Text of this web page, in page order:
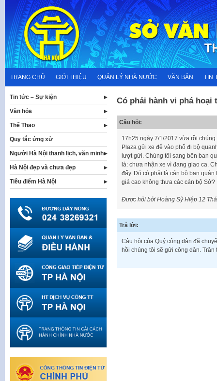
content
TRANG CHỦ GIỚI THIỆU QUẢN LÝ NHÀ NƯỚC VĂN BẢN TIN
Có phải hành vi phá
Câu hỏi:
17h25 ngày 7/1/2017 vừa rồi
Plaza gửi xe để vào phố đi bộ
lượt gửi. Chúng tôi sang bên ban
là: chưa nhận xe vì đang giao ca.
đấy. Đó có phải là cán bộ ban
giá cao không thưa các cán bộ Sở?
Được hỏi bởi Hoàng Sỹ Hiệp 12
Trả lời:
Câu hỏi của Quý công dân đã
hồi chúng tôi sẽ gửi công dân. Trân
Tin tức – Sự kiện
Văn hóa
Thể Thao
Quy tắc ứng xử
Người Hà Nội thanh lịch, văn minh
Hà Nội đẹp và chưa đẹp
Tiêu điểm Hà Nội